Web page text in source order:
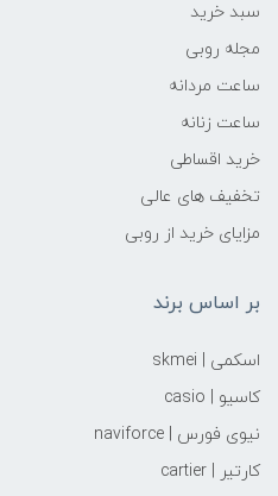
سبد خرید
مجله روبی
ساعت مردانه
ساعت زنانه
خرید اقساطی
تخفیف های عالی
مزایای خرید از روبی
بر اساس برند
اسکمی | skmei
کاسیو | casio
نیوی فورس | naviforce
کارتیر | cartier